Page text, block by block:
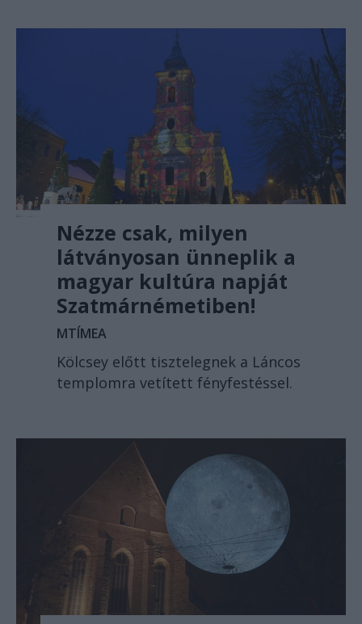
Nézze csak, milyen
látványosan ünneplik a
magyar kultúra napját
Szatmárnémetiben!
MTÍMEA
Kölcsey előtt tisztelegnek a Láncos
templomra vetített fényfestéssel.